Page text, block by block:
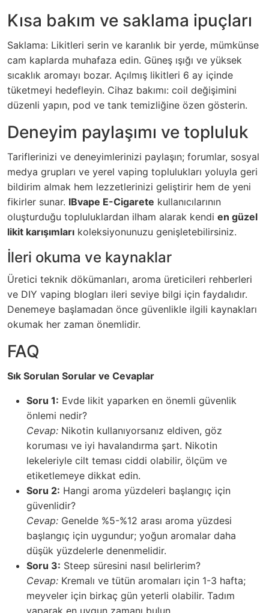
Kısa bakım ve saklama ipuçları
Saklama: Likitleri serin ve karanlık bir yerde, mümkünse
cam kaplarda muhafaza edin. Güneş ışığı ve yüksek
sıcaklık aromayı bozar. Açılmış likitleri 6 ay içinde
tüketmeyi hedefleyin. Cihaz bakımı: coil değişimini
düzenli yapın, pod ve tank temizliğine özen gösterin.
Deneyim paylaşımı ve topluluk
Tariflerinizi ve deneyimlerinizi paylaşın; forumlar, sosyal
medya grupları ve yerel vaping toplulukları yoluyla geri
bildirim almak hem lezzetlerinizi geliştirir hem de yeni
fikirler sunar. IBvape E-Cigarete kullanıcılarının
oluşturduğu topluluklardan ilham alarak kendi en güzel
likit karışımları koleksiyonunuzu genişletebilirsiniz.
İleri okuma ve kaynaklar
Üretici teknik dökümanları, aroma üreticileri rehberleri
ve DIY vaping blogları ileri seviye bilgi için faydalıdır.
Denemeye başlamadan önce güvenlikle ilgili kaynakları
okumak her zaman önemlidir.
FAQ
Sık Sorulan Sorular ve Cevaplar
Soru 1: Evde likit yaparken en önemli güvenlik
önlemi nedir?
Cevap: Nikotin kullanıyorsanız eldiven, göz
koruması ve iyi havalandırma şart. Nikotin
lekeleriyle cilt teması ciddi olabilir, ölçüm ve
etiketlemeye dikkat edin.
Soru 2: Hangi aroma yüzdeleri başlangıç için
güvenlidir?
Cevap: Genelde %5-%12 arası aroma yüzdesi
başlangıç için uygundur; yoğun aromalar daha
düşük yüzdelerle denenmelidir.
Soru 3: Steep süresini nasıl belirlerim?
Cevap: Kremalı ve tütün aromaları için 1-3 hafta;
meyveler için birkaç gün yeterli olabilir. Tadım
yaparak en uygun zamanı bulun.